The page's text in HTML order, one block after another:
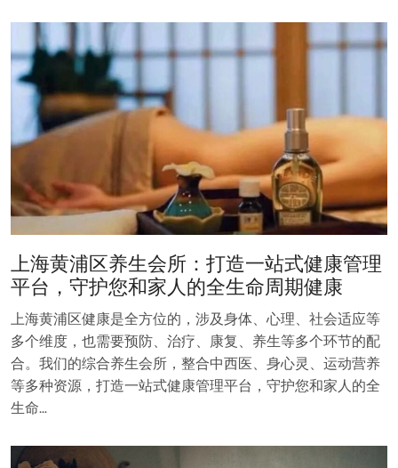
上海黄浦区养生会所：打造一站式健康管理
平台，守护您和家人的全生命周期健康
上海黄浦区健康是全方位的，涉及身体、心理、社会适应等
多个维度，也需要预防、治疗、康复、养生等多个环节的配
合。我们的综合养生会所，整合中西医、身心灵、运动营养
等多种资源，打造一站式健康管理平台，守护您和家人的全
生命…